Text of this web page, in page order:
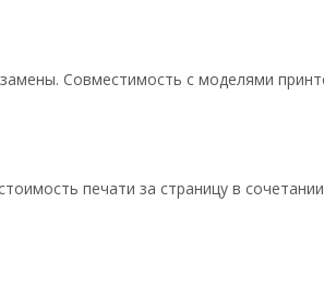
Совместимость с моделями
печати за страницу в